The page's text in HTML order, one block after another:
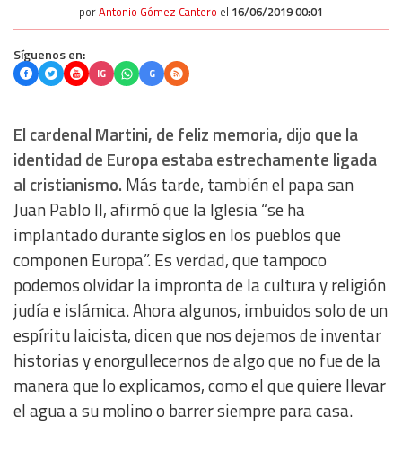
porAntonio Gómez Cantero el 16/06/2019 00:01
Síguenos en:
IG G
El cardenal Martini, de feliz memoria, dijo que la
identidad de Europa estaba estrechamente ligada
al cristianismo. Más tarde, también el papa san
Juan Pablo II, afirmó que la Iglesia “se ha
implantado durante siglos en los pueblos que
componen Europa”. Es verdad, que tampoco
podemos olvidar la impronta de la cultura y religión
judía e islámica. Ahora algunos, imbuidos solo de un
espíritu laicista, dicen que nos dejemos de inventar
historias y enorgullecernos de algo que no fue de la
manera que lo explicamos, como el que quiere llevar
el agua a su molino o barrer siempre para casa.